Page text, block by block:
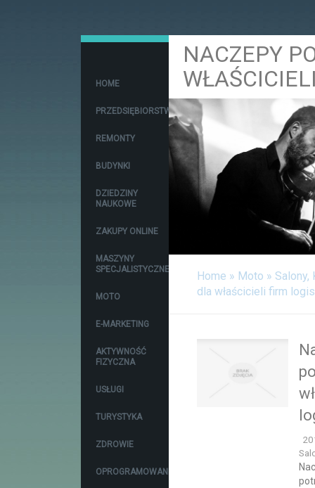
HOME
PRZEDSIĘBIORSTWA
REMONTY
BUDYNKI
DZIEDZINY
NAUKOWE
ZAKUPY ONLINE
MASZYNY
SPECJALISTYCZNE
MOTO
E-MARKETING
AKTYWNOŚĆ
FIZYCZNA
USŁUGI
TURYSTYKA
ZDROWIE
OPROGRAMOWANIE
NACZEPY
Home » Moto » Salony,
dla właścicieli firm